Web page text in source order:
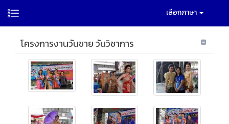
เลือกภาษา
โครงการงานวันขาย วันวิชาการ